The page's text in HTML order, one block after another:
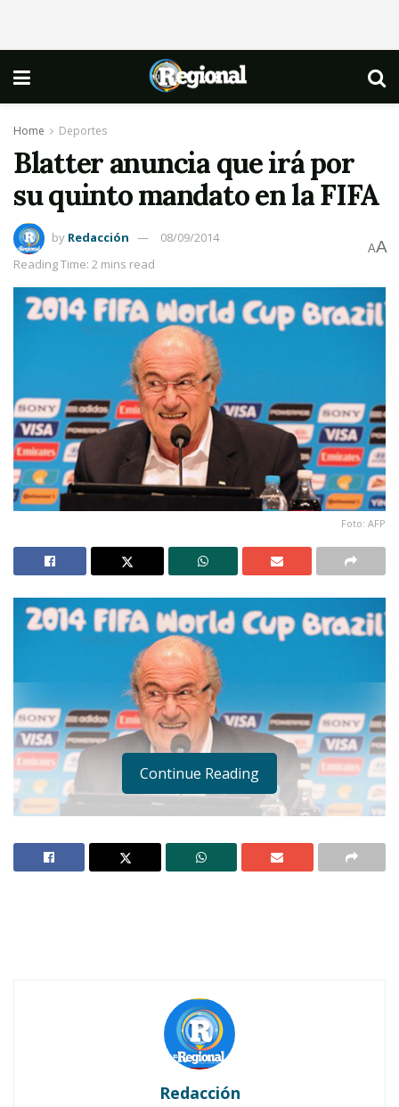
Home Deportes
Blatter anuncia que irá por
su quinto mandato en la FIFA
by Redacción
08/09/2014
Reading Time: 2 mins read
AA
Foto: AFP
Ahuacatlán celebrá el día de Reyes con rosca y
Buena tarde taurina en Ahuacatlán
Continue Reading
Redacción